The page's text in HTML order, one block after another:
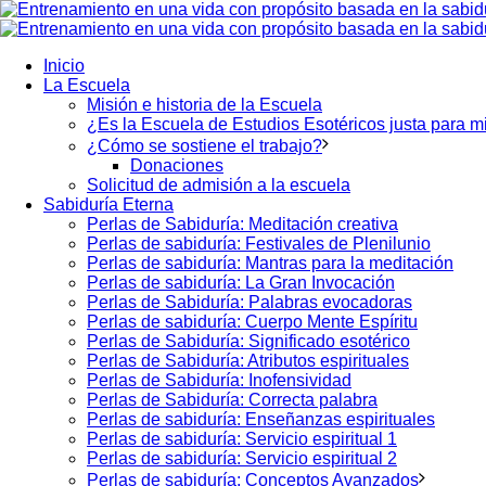
Inicio
La Escuela
Misión e historia de la Escuela
¿Es la Escuela de Estudios Esotéricos justa para
¿Cómo se sostiene el trabajo?
Donaciones
Solicitud de admisión a la escuela
Sabiduría Eterna
Perlas de Sabiduría: Meditación creativa
Perlas de sabiduría: Festivales de Plenilunio
Perlas de sabiduría: Mantras para la meditación
Perlas de sabiduría: La Gran Invocación
Perlas de Sabiduría: Palabras evocadoras
Perlas de sabiduría: Cuerpo Mente Espíritu
Perlas de Sabiduría: Significado esotérico
Perlas de Sabiduría: Atributos espirituales
Perlas de Sabiduría: Inofensividad
Perlas de Sabiduría: Correcta palabra
Perlas de sabiduría: Enseñanzas espirituales
Perlas de sabiduría: Servicio espiritual 1
Perlas de sabiduría: Servicio espiritual 2
Perlas de sabiduría: Conceptos Avanzados